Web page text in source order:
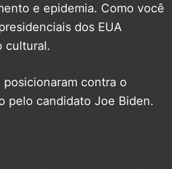
e epidemia. Como você
dos EUA
cultural.
contra o
pelo candidato Joe Biden.